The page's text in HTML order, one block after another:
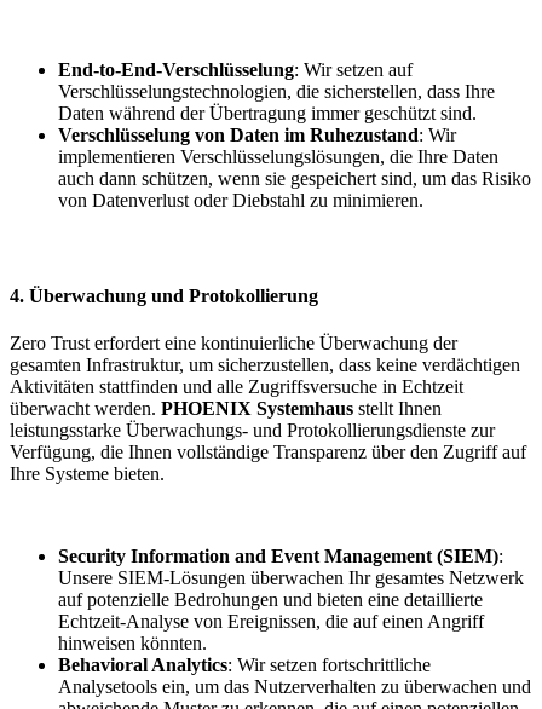
End-to-End-Verschlüsselung: Wir setzen auf
Verschlüsselungstechnologien, die sicherstellen, dass Ihre
Daten während der Übertragung immer geschützt sind.
Verschlüsselung von Daten im Ruhezustand: Wir
implementieren Verschlüsselungslösungen, die Ihre Daten
auch dann schützen, wenn sie gespeichert sind, um das Risiko
von Datenverlust oder Diebstahl zu minimieren.
4. Überwachung und Protokollierung
Zero Trust erfordert eine kontinuierliche Überwachung der
gesamten Infrastruktur, um sicherzustellen, dass keine verdächtigen
Aktivitäten stattfinden und alle Zugriffsversuche in Echtzeit
überwacht werden. PHOENIX Systemhaus stellt Ihnen
leistungsstarke Überwachungs- und Protokollierungsdienste zur
Verfügung, die Ihnen vollständige Transparenz über den Zugriff auf
Ihre Systeme bieten.
Security Information and Event Management (SIEM):
Unsere SIEM-Lösungen überwachen Ihr gesamtes Netzwerk
auf potenzielle Bedrohungen und bieten eine detaillierte
Echtzeit-Analyse von Ereignissen, die auf einen Angriff
hinweisen könnten.
Behavioral Analytics: Wir setzen fortschrittliche
Analysetools ein, um das Nutzerverhalten zu überwachen und